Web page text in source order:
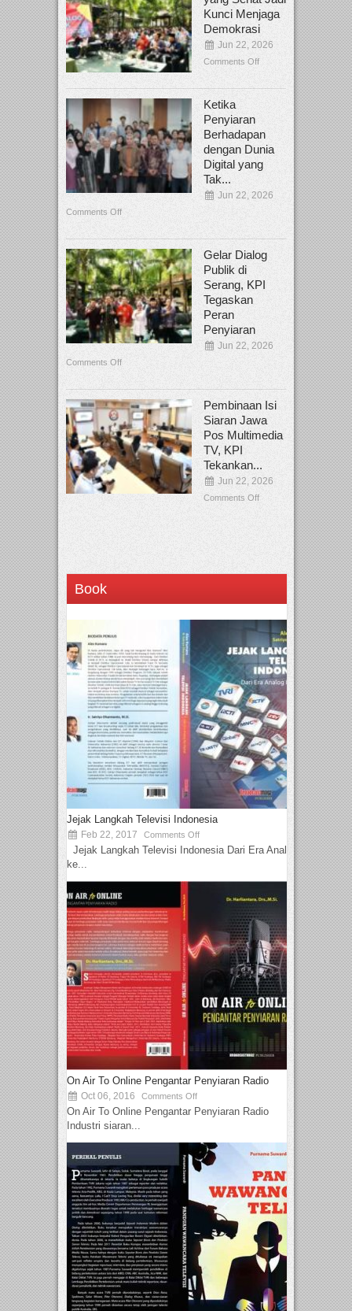
Kunci Menjaga
Demokrasi
Jun 22, 2026
Comments Off
Ketika
Penyiaran
Berhadapan
dengan Dunia
Digital yang
Tak...
Jun 22, 2026
Comments Off
Gelar Dialog
Publik di
Serang, KPI
Tegaskan
Peran
Penyiaran
Jun 22, 2026
Comments Off
Pembinaan Isi
Siaran Jawa
Pos Multimedia
TV, KPI
Tekankan...
Jun 22, 2026
Comments Off
Book
Jejak Langkah Televisi Indonesia
Feb 22, 2017 Comments Off
Jejak Langkah Televisi Indonesia Dari Era Analog
ke...
On Air To Online Pengantar Penyiaran Radio
Oct 06, 2016 Comments Off
On Air To Online Pengantar Penyiaran Radio
Industri siaran...